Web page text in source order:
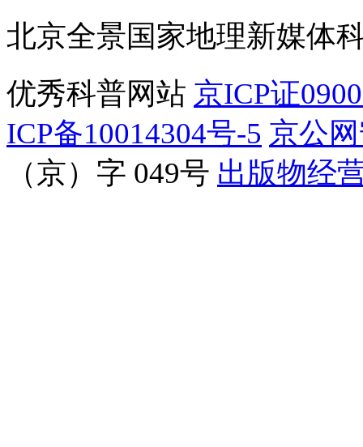
北京全景国家地理新媒体
优秀科普网站 京ICP证
ICP备10014304号-5 京公
（京）字 049号 出版物经